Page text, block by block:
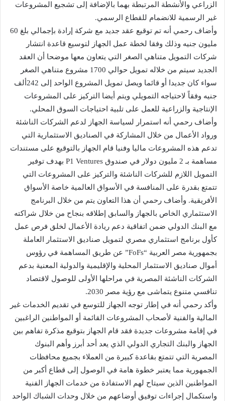
الزراعي والأنشطة المرتبطة بهما بالإضافة إلى تشجيع المشروعات
غير الرسمية للانضمام للقطاع الرسمي.
وأضاف رحمي أنه تم توقيع عقد جديد مع شركة إرادة بإجمالي بلغ 60
مليون جنيه وذلك وفقا لخطة عمل الجهاز لتوسيع قاعدة انتشار
شركات التمويل متناهي الصغر التي يتعاون معها موضحا أن العقد
الجديد سيتم من خلاله تمويل حوالي 1700 مشروع متناهي الصغر
سواء كان جديدا أو قائما ويصل تمويل المشروع الواحد إلى 242ألف
جنيه وفقاً لاحتياجه التمويلي ويتم أيضا التركيز على المشروعات
الإنتاجية والزراعية للعمل على تلبية احتياجات السوق المحلي.
وأضاف رحمي أنه استمرار لسياسة الجهاز لدعم الشركات الناشئة
ورواد الأعمال من خلال المشاركة في الصناديق الاستثمارية التي
تدعم هذه المشروعات ماليا وفنيا قام الجهاز بالتوقيع على مستندات
مساهمة بـ 2 مليون دولار في صندوق P1 Ventures بهدف توفير
التمويل اللازم للشركات الناشئة والتركيز على المشروعات التي
تتمتع بقدرة على المنافسة في الأسواق العالمية خاصة الأسواق
الأفريقية. وأضاف رحمي أن هذا التعاون يتم من خلال البرنامج
الاستثماري الخاص بالجهاز والسابق إطلاقه بنجاح من خلال شراكته
مع البنك الدولي ضمن اتفاقية دعم ريادة الأعمال لخلق فرص عمل
كأول برنامج استثماري مصري لتمويل صناديق الاستثمار العاملة
بجمهورية مصر العربية “FoFs” عن طريق المساهمة في رؤوس
أموال صناديق الاستثمار المحلية والإقليمية والدولية المعنية بدعم
الشركات الناشئة المصرية في مراحلها الأولى للوصول لاقتصاد
تنافسي متنوع يتماشى مع رؤية مصر 2030.
وأكد رحمي أنه في إطار توجه الجهاز للتوسع في تقديم الخدمات غير
المالية والفنية لأصحاب المشروعات القائمة أو المواطنين الراغبين
في إقامة مشروعات جديدة فقد قام الجهاز بتوقيع مذكرة تفاهم بين
الجهاز والبنك التجاري الدولي الذي يعد أحد أبرز وأهم البنوك
المصرية التي تتمتع بقاعدة كبيرة من العملاء بجميع محافظات
الجمهورية مما يعتبر خطوة هامة في الوصول إلى قطاع أكبر من
المواطنين الذين سيتاح لهم الاستفادة من خدمات الجهاز الفنية
واستكمال إجراءات توفيق أوضاعهم من خلال وحدات الشباك الواحد